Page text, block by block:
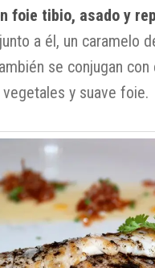
foie tibio, asado y
a él, un caramelo
se conjugan con
y suave foie.